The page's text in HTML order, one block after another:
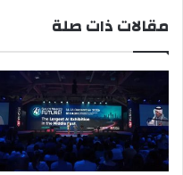
تجربة
مقالات ذات صلة